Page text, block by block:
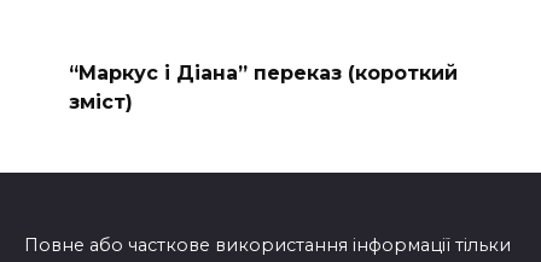
“Маркус і Діана” переказ (короткий
зміст)
Повне або часткове використання інформації тільки